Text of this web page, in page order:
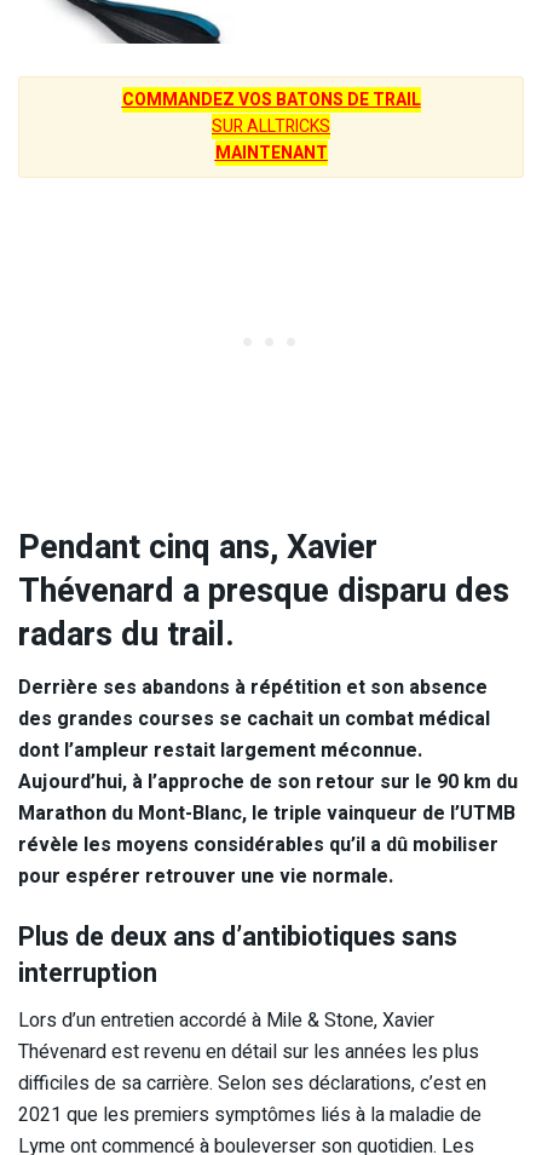
COMMANDEZ VOS BATONS DE TRAIL
SUR ALLTRICKS
MAINTENANT
Pendant cinq ans, Xavier
Thévenard a presque disparu des
radars du trail.
Derrière ses abandons à répétition et son absence
des grandes courses se cachait un combat médical
dont l’ampleur restait largement méconnue.
Aujourd’hui, à l’approche de son retour sur le 90 km du
Marathon du Mont-Blanc, le triple vainqueur de l’UTMB
révèle les moyens considérables qu’il a dû mobiliser
pour espérer retrouver une vie normale.
Plus de deux ans d’antibiotiques sans
interruption
Lors d’un entretien accordé à Mile & Stone, Xavier
Thévenard est revenu en détail sur les années les plus
difficiles de sa carrière. Selon ses déclarations, c’est en
2021 que les premiers symptômes liés à la maladie de
Lyme ont commencé à bouleverser son quotidien. Les